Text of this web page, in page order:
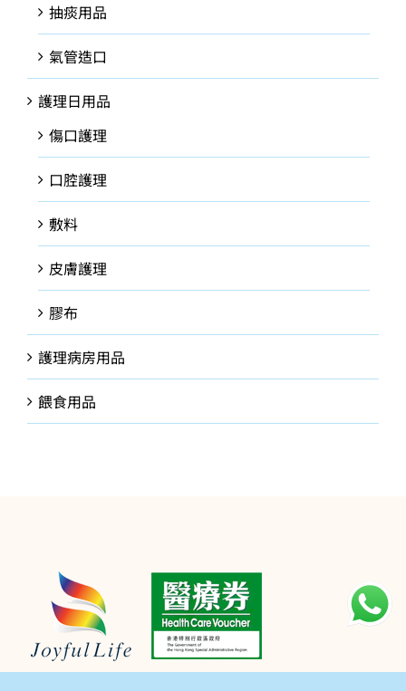
抽痰用品
氣管造口
護理日用品
傷口護理
口腔護理
敷料
皮膚護理
膠布
護理病房用品
餵食用品